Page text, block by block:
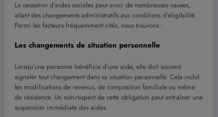
La cessation d’aides sociales peut avoir de nombreuses causes,
allant des changements administratifs aux conditions d’éligibilité.
Parmi les facteurs fréquemment cités, nous trouvons :
Les changements de situation personnelle
Lorsqu’une personne bénéficie d’une aide, elle doit souvent
signaler tout changement dans sa situation personnelle. Cela inclut
les modifications de revenus, de composition familiale ou même
de résidence. Un non-respect de cette obligation peut entraîner une
suspension immédiate des aides.